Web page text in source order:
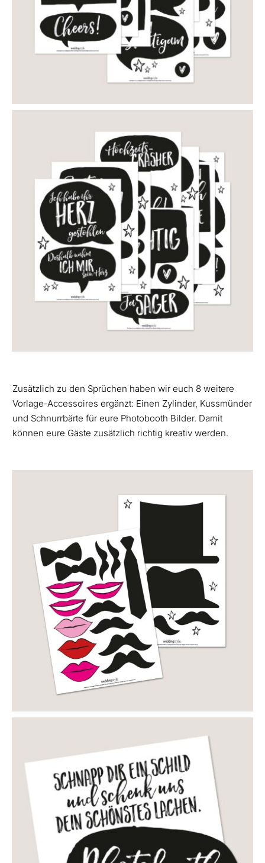
Zusätzlich zu den Sprüchen haben wir euch 8 weitere
Vorlage-Accessoires ergänzt: Einen Zylinder, Kussmünder
und Schnurrbärte für eure Photobooth Bilder. Damit
können eure Gäste zusätzlich richtig kreativ werden.